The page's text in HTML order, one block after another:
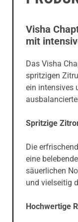
Visha
mit
Das Visha
spritzigen
ein intensives
Spritzige
Die
eine
säuerlichen
und vielseitig
Hochwertige